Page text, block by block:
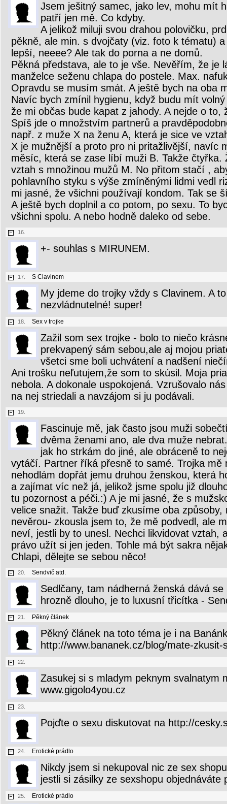
Jsem ješitný samec, jako lev, mohu mít
patří jen mě. Co kdyby.
A jelikož miluji svou drahou polovičku,
pěkně, ale min. s dvojčaty (viz. foto k tématu)
lepší, neeee? Ale tak do porna a ne domů.
Pěkná představa, ale to je vše. Nevěřím, že je
manželce seženu chlapa do postele. Max.
Opravdu se musím smát. A ještě bych na oba
Navíc bych zmínil hygienu, když budu mít
že mi občas bude kapat z jahody. A nejde o to,
Spíš jde o množstvím partnerů a
např. z muže X na ženu A, která je sice ve
X je mužnější a proto pro ni pritažlivější, navíc
měsíc, která se zase líbí muži B. Takže čtyřka.
vztah s množinou mužů M. No přitom stačí ,
pohlavního styku s výše zmíněnými lidmi vedl
mi jasné, že všichni používají kondom. Tak se
A ještě bych doplnil a co potom, po sexu. To
všichni spolu. A nebo hodně daleko od sebe.
16.
+- souhlas s MIRUNEM.
17. S Clavinem
My jdeme do trojky vždy s Clavinem. A
nezvládnutelné! super!
18. Sex v trojke
Zažil som sex trojke - bolo to niečo
prekvapený sám sebou,ale aj mojou
všetci sme boli uchvátení a nadšení
Ani trošku neľutujem,že som to skúsil. Moja
nebola. A dokonale uspokojená. Vzrušovalo
na nej striedali a navzájom si ju podávali.
19.
Fascinuje mě, jak často jsou muži
dvěma ženami ano, ale dva muže
jak ho strkám do jiné, ale obráceně to
vytáčí. Partner říká přesně to samé. Trojka mě
nehodlám dopřát jemu druhou ženskou, která
a zajímat víc než já, jelikož jsme spolu již
tu pozornost a péči.:) A je mi jasné, že s
velice snažit. Takže buď zkusíme oba způsoby,
nevěrou- zkousla jsem to, že mě podvedl, ale
neví, jestli by to unesl. Nechci likvidovat vztah,
právo užít si jen jeden. Tohle má být sakra
Chlapi, dělejte se sebou něco!
20. Sendvič atd.
Sedlčany, tam nádherná ženská dává
hrozně dlouho, je to luxusní třicítka -
21. Pěkný článek
Pěkný článek na toto téma je i na
http://www.bananek.cz/blog/mate-zkusit-
22.
Zasukej si s mladym peknym svalnatym
www.gigolo4you.cz
23.
Pojďte o sexu diskutovat na http://
24. Erotické prádlo
Nikdy jsem si nekupoval nic ze sex
jestli si zásilky ze sexshopu objednáváte
25. Erotické prádlo